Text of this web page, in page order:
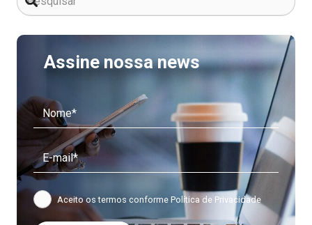
Assine nossa news
Aceito os termos conforme Política de Privacidade